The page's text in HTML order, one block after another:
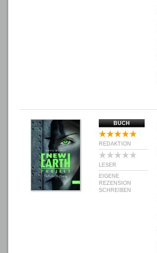
BUCH
REDAKTION
LESER
EIGENE
REZENSION
SCHREIBEN